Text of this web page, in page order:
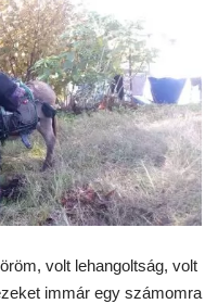
volt lehangoltság, volt
immár egy számomra